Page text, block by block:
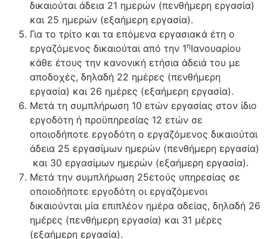
δικαιούται άδεια 21 ημερών (πενθήμερη εργασία)
και 25 ημερών (εξαήμερη εργασία).
Για το τρίτο και τα επόμενα εργασιακά έτη ο
εργαζόμενος δικαιούται από την 1ηΙανουαρίου
κάθε έτους την κανονική ετήσια άδειά του με
αποδοχές, δηλαδή 22 ημέρες (πενθήμερη
εργασία) και 26 ημέρες (εξαήμερη εργασία).
Μετά τη συμπλήρωση 10 ετών εργασίας στον ίδιο
εργοδότη ή προϋπηρεσίας 12 ετών σε
οποιοδήποτε εργοδότη ο εργαζόμενος δικαιούται
άδεια 25 εργασίμων ημερών (πενθήμερη εργασία)
και 30 εργασίμων ημερών (εξαήμερη εργασία).
Μετά την συμπλήρωση 25ετούς υπηρεσίας σε
οποιοδήποτε εργοδότη οι εργαζόμενοι
δικαιούνται μία επιπλέον ημέρα αδείας, δηλαδή 26
ημέρες (πενθήμερη εργασία) και 31 μέρες
(εξαήμερη εργασία).